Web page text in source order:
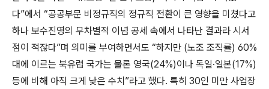
다”에서 “공공부문 비정규직의 정규직 전환이 큰 영향을 미쳤다고
하나 보수진영의 무차별적 이념 공세 속에서 나타난 결과라 시서
점이 적잖다”며 의미를 부여하면서도 “하지만 (노조 조직률) 60%
대에 이르는 북유럽 국가는 물론 영국(24%)이나 독일·일본(17%)
등에 비해 아직 크게 낮은 수치”라고 했다. 특히 30인 미만 사업장